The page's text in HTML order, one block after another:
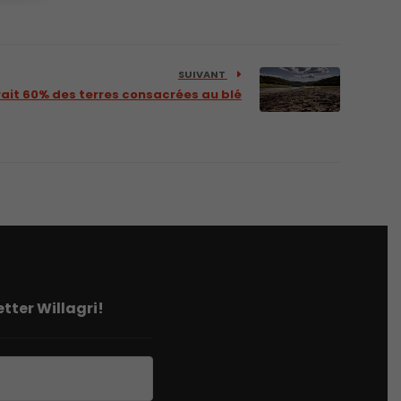
SUIVANT
60% des terres consacrées au blé
Willagri!